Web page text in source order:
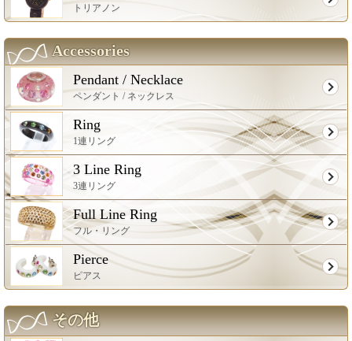
トリアノン
Accessories
Pendant / Necklace
ペンダント / ネックレス
Ring
1連リング
3 Line Ring
3連リング
Full Line Ring
フル・リング
Pierce
ピアス
その他